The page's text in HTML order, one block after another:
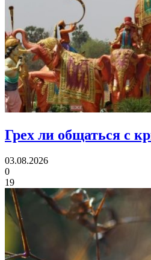
Грех ли общаться с
03.08.2026
0
19